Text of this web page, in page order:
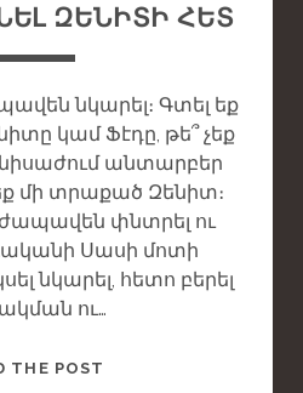
ԶԵՆԻՏԻ ՀԵՏ
նկարել։ Գտել եք
կամ Ֆէդը, թե՞ չեք
անտարբեր
մի տրաքած Զենիտ։
ժապավեն փնտրել ու
Սասի մոտի
նկարել, հետո բերել
ու…
THE POST